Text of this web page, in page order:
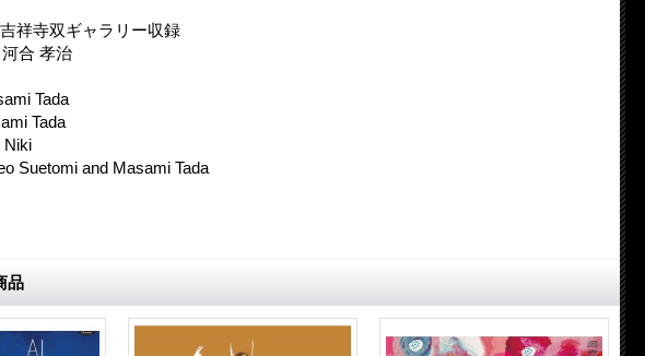
祥寺双ギャラリー収録
合 孝治
Tada
Tada
Niki
Suetomi and Masami Tada
品